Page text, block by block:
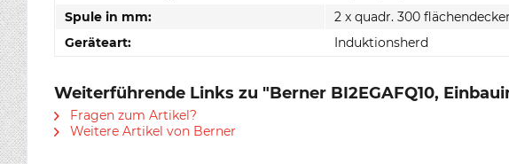
Spule in mm:
2 x quadr. 300
Geräteart:
Induktionsherd
Weiterführende Links zu "Berner BI2EGAFQ10,
Fragen zum Artikel?
Weitere Artikel von Berner